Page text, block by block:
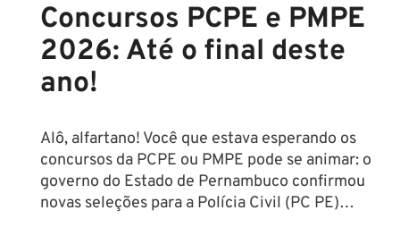
Concursos PCPE e PMPE
2026: Até o final deste
ano!
Alô, alfartano! Você que estava esperando os
concursos da PCPE ou PMPE pode se animar: o
governo do Estado de Pernambuco confirmou
novas seleções para a Polícia Civil (PC PE)…